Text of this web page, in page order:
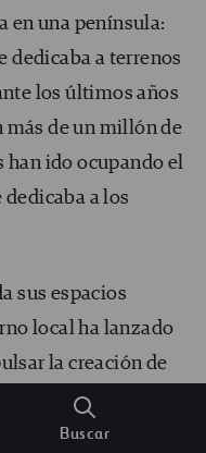
Buscar
en una península:
dedicaba a terrenos
los últimos años
más de un millón de
han ido ocupando el
dedicaba a los
sus espacios
local ha lanzado
la creación de
periurbana. Uno de
para garantizar